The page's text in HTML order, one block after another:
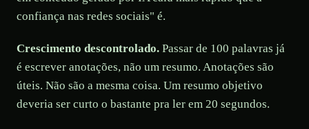
confiança nas redes sociais" é.
Crescimento descontrolado. Passar de 100 palavras já
é escrever anotações, não um resumo. Anotações são
úteis. Não são a mesma coisa. Um resumo objetivo
deveria ser curto o bastante pra ler em 20 segundos.